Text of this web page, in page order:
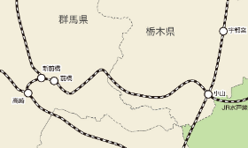
サイクルサポートステーション
サポートライダー
自転車修理施設
大洗・ひたち海浜シーサイドルート利活用
推進協議会